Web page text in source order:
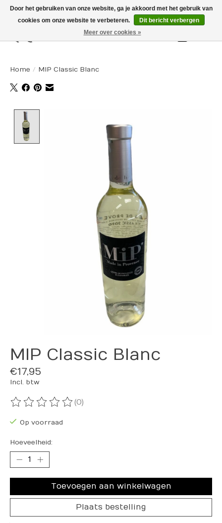
Home / MIP Classic Blanc
MIP Classic Blanc
€17,95
Incl. btw
De beoordeling van dit product is
(0)
Op voorraad
Hoeveelheid:
Toevoegen aan winkelwagen
Plaats bestelling
Door het gebruiken van onze website, ga je akkoord met het gebruik van
cookies om onze website te verbeteren.
Dit bericht verbergen
Meer over cookies »